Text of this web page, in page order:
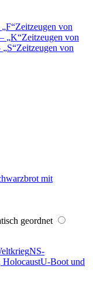
F Zeitzeugen von
– K Zeitzeugen von
S Zeitzeugen von
mit
geordnet
NS-
HolocaustU-Boot und